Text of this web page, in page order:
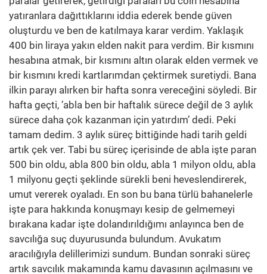
yatıranlara dağıttıklarını iddia ederek bende güven
oluşturdu ve ben de katılmaya karar verdim. Yaklaşık
400 bin liraya yakın elden nakit para verdim. Bir kısmını
hesabına atmak, bir kısmını altın olarak elden vermek ve
bir kısmını kredi kartlarımdan çektirmek suretiydi. Bana
ilkin parayı alırken bir hafta sonra vereceğini söyledi. Bir
hafta geçti, ’abla ben bir haftalık sürece değil de 3 aylık
sürece daha çok kazanman için yatırdım’ dedi. Peki
tamam dedim. 3 aylık süreç bittiğinde hadi tarih geldi
artık çek ver. Tabi bu süreç içerisinde de abla işte paran
500 bin oldu, abla 800 bin oldu, abla 1 milyon oldu, abla
1 milyonu geçti şeklinde sürekli beni heveslendirerek,
umut vererek oyaladı. En son bu bana türlü bahanelerle
işte para hakkında konuşmayı kesip de gelmemeyi
bırakana kadar işte dolandırıldığımı anlayınca ben de
savcılığa suç duyurusunda bulundum. Avukatım
aracılığıyla delillerimizi sundum. Bundan sonraki süreç
artık savcılık makamında kamu davasının açılmasını ve